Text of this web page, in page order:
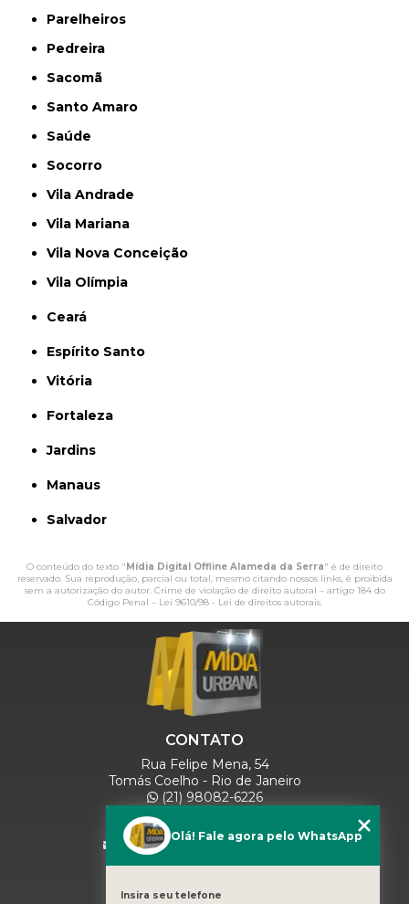
Parelheiros
Pedreira
Sacomã
Santo Amaro
Saúde
Socorro
Vila Andrade
Vila Mariana
Vila Nova Conceição
Vila Olímpia
Ceará
Espírito Santo
Vitória
Fortaleza
Jardins
Manaus
Salvador
O conteúdo do texto " Mídia Digital Offline Alameda da Serra" é de direito
reservado. Sua reprodução, parcial ou total, mesmo citando nossos links, é proibida
sem a autorização do autor. Crime de violação de direito autoral – artigo 184 do
Código Penal – Lei 9610/98 - Lei de direitos autorais.
CONTATO
Rua Felipe Mena, 54
Tomás Coelho - Rio de Janeiro
(21) 98082-6226
(21) 97280-9600
(11) 93071-5918
comercialmidiaurbana@gmail.com
Olá! Fale agora pelo WhatsApp
Insira seu telefone